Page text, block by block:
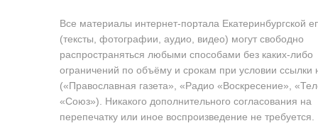
Все материалы интернет-портала Екатеринбургской
(тексты, фотографии, аудио, видео) могут свободно
распространяться любыми способами без каких-либо
ограничений по объёму и срокам при условии ссылки
(«Православная газета», «Радио «Воскресение»,
«Союз»). Никакого дополнительного согласования на
перепечатку или иное воспроизведение не требуется.